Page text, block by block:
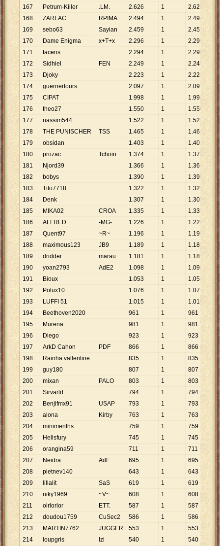
167
Petrum-Killer .LM. 2.626 1 2.626
168
ZARLAC RPIMA 2.494 1 2.494
169
sebo63 Sayian 2.459 1 2.459
170
Dame Enigma x+T+x 2.296 1 2.296
171
tacens 2.294 1 2.294
172
Sidhiel FEN 2.249 1 2.249
173
Djoky 2.223 1 2.223
174
guerriertours 2.097 1 2.097
175
CIPAT 1.998 1 1.998
176
theo27 1.550 1 1.550
177
nassim544 1.522 1 1.522
178
THE PUNISCHER TSS 1.465 1 1.465
179
obsidan 1.403 1 1.403
180
prozac Tchoin 1.374 1 1.374
181
Njord39 1.366 1 1.366
182
bobys 1.390 1 1.390
183
Tito7718 1.322 1 1.322
184
Denk 1.307 1 1.307
185
MIKA02 CROA 1.335 1 1.335
186
ALFRED -MG- 1.226 1 1.226
187
Quent97 ~R~ 1.196 1 1.196
188
maximous123 JB9 1.189 1 1.189
189
dridder marau 1.181 1 1.181
190
yoan2793 AdE2 1.098 1 1.098
191
Bioux 1.053 1 1.053
192
Polux10 1.076 1 1.076
193
LUFFI 51 1.015 1 1.015
194
Beethoven2020 961 1
961
195
Murena 981 1
981
196
Diego 923 1
923
197
ArkD Cahon PDF 866 1
866
198
Rainha vallentine 835 1
835
199
guy180 807 1
807
200
mixan PALO 803 1
803
201
Sirvarld 794 1
794
202
Benjifmx91 USAP 793 1
793
203
alona Kirby 763 1
763
204
minimenths 759 1
759
205
Hellsfury 745 1
745
206
orangina59 711 1
711
207
Neidra AdE 695 1
695
208
pletnev140 643 1
643
209
lillalit SaS 619 1
619
210
niky1969 ~V~ 608 1
608
211
olrlorlor ETT. 587 1
587
212
doudou1759 CuSec2 586 1
586
213
MARTIN7762 JUGGER 553 1
553
214
loupgris Izi 540 1 540